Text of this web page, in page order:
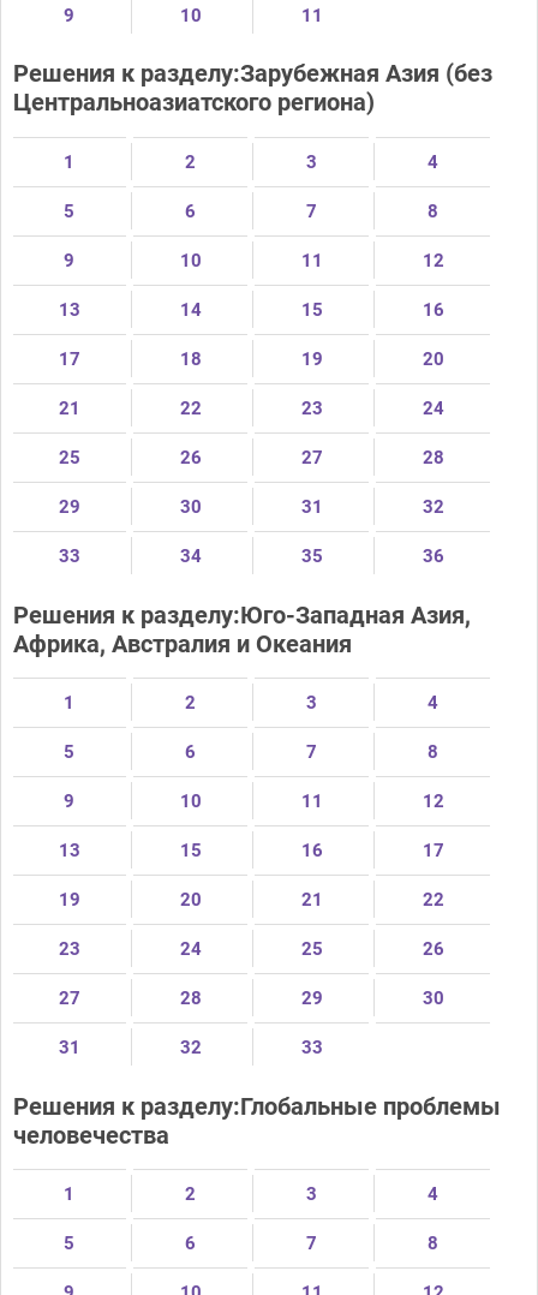
9 10 11
Решения к разделу:Зарубежная Азия (без
Центральноазиатского региона)
1 2 3 4
5 6 7 8
9 10 11 12
13 14 15 16
17 18 19 20
21 22 23 24
25 26 27 28
29 30 31 32
33 34 35 36
Решения к разделу:Юго-Западная Азия,
Африка, Австралия и Океания
1 2 3 4
5 6 7 8
9 10 11 12
13 15 16 17
19 20 21 22
23 24 25 26
27 28 29 30
31 32 33
Решения к разделу:Глобальные проблемы
человечества
1 2 3 4
5 6 7 8